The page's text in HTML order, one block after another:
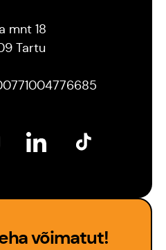
mnt 18
Tartu
võimatut!